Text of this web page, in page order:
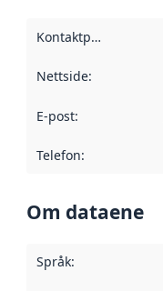
Kontaktpunkt
Nettside:
E-post:
Telefon:
Om dataene
Språk: